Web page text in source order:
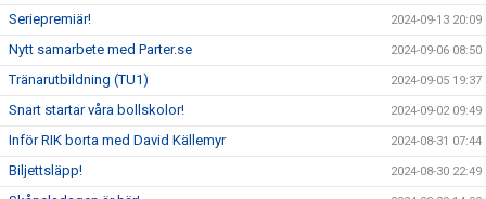
Seriepremiär! 2024-09-13 20:09
Nytt samarbete med Parter.se 2024-09-06 08:50
Tränarutbildning (TU1) 2024-09-05 19:37
Snart startar våra bollskolor! 2024-09-02 09:49
Inför RIK borta med David Källemyr 2024-08-31 07:44
Biljettsläpp! 2024-08-30 22:49